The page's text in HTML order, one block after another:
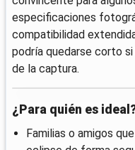
especificaciones
compatibilidad
podría quedarse corto
de la captura.
¿Para quién es
Familias o amigos